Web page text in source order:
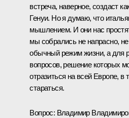
встреча, наверное, создаст
Генуи. Но я думаю, что
мышлением. И они нас
мы собрались не напрасно,
обычный режим жизни, а для
вопросов, решение которых
отразиться на всей Европе,
стараться.
Вопрос: Владимир